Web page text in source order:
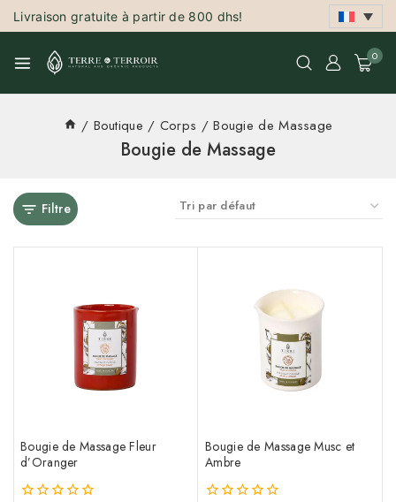
Livraison gratuite à partir de 800 dhs!
0
/ Boutique / Corps / Bougie de Massage
Bougie de Massage
Filtre
Bougie de Massage Fleur
d’Oranger
Bougie de Massage Musc et
Ambre